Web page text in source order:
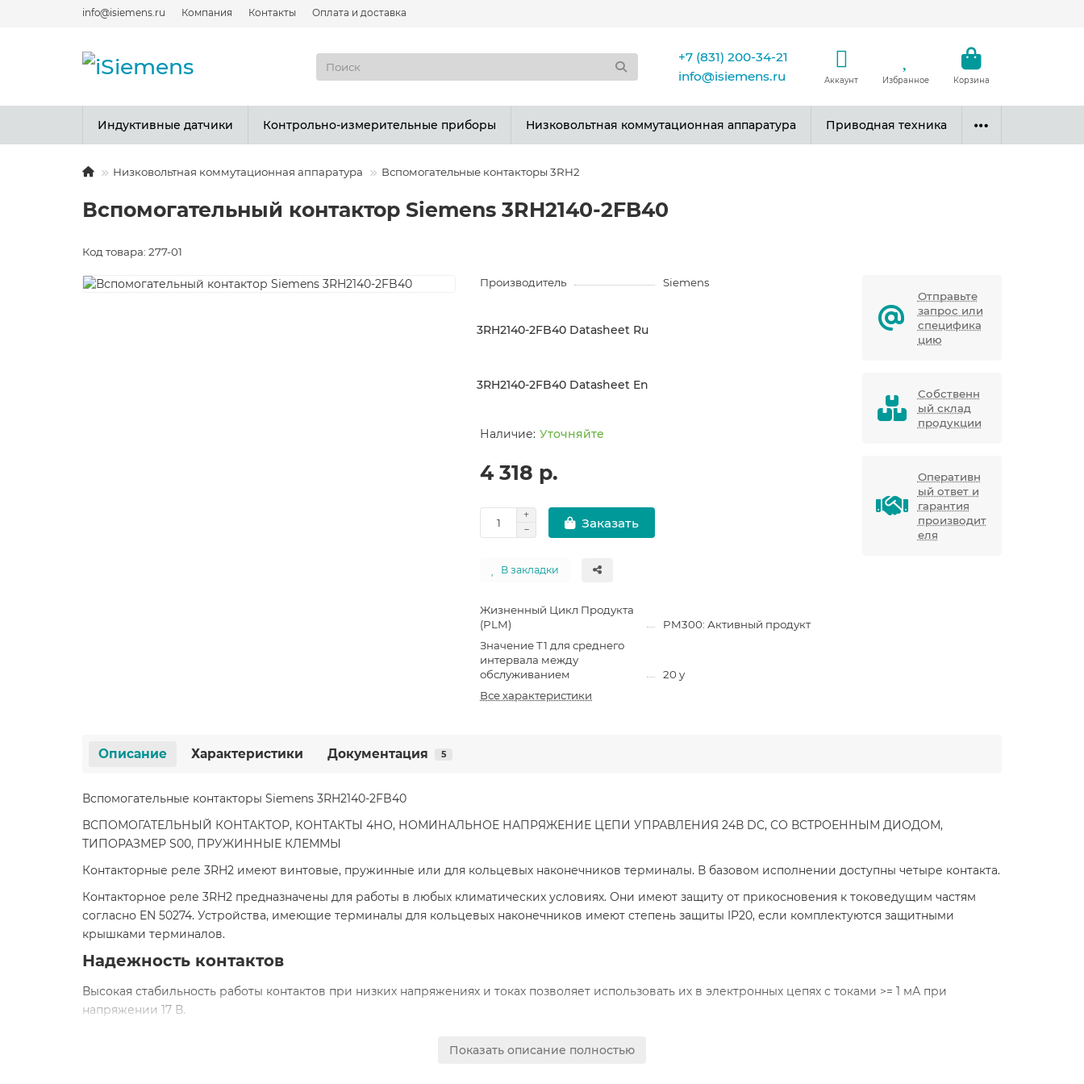
info@isiemens.ru Компания Контакты Оплата и доставка
+7 (831) 200-34-21
info@isiemens.ru
Аккаунт Избранное Корзина
Индуктивные датчики Контрольно-измерительные приборы Низковольтная коммутационная аппаратура Приводная техника
Низковольтная коммутационная аппаратура Вспомогательные контакторы 3RH2
Вспомогательный контактор Siemens 3RH2140-2FB40
Код товара: 277-01
Производитель Siemens
3RH2140-2FB40 Datasheet Ru
3RH2140-2FB40 Datasheet En
Уточняйте
4 318 р.
Заказать
В закладки
Жизненный Цикл Продукта
(PLM)
PM300: Активный продукт
Значение Т1 для среднего
интервала между
обслуживанием
20 y
Все характеристики
Отправьте
запрос или
специфика
цию
Собственн
ый склад
продукции
Оперативн
ый ответ и
гарантия
производит
еля
Описание Характеристики Документация 5
Вспомогательные контакторы Siemens 3RH2140-2FB40
ВСПОМОГАТЕЛЬНЫЙ КОНТАКТОР, КОНТАКТЫ 4НО, НОМИНАЛЬНОЕ НАПРЯЖЕНИЕ ЦЕПИ УПРАВЛЕНИЯ 24В DC, СО ВСТРОЕННЫМ ДИОДОМ,
ТИПОРАЗМЕР S00, ПРУЖИННЫЕ КЛЕММЫ
Контакторные реле 3RH2 имеют винтовые, пружинные или для кольцевых наконечников терминалы. В базовом исполнении доступны четыре контакта.
Контакторное реле 3RH2 предназначены для работы в любых климатических условиях. Они имеют защиту от прикосновения к токоведущим частям
согласно EN 50274. Устройства, имеющие терминалы для кольцевых наконечников имеют степень защиты IP20, если комплектуются защитными
крышками терминалов.
Надежность контактов
Высокая стабильность работы контактов при низких напряжениях и токах позволяет использовать их в электронных цепях с токами >= 1 мА при
напряжении 17 В.
Показать описание полностью